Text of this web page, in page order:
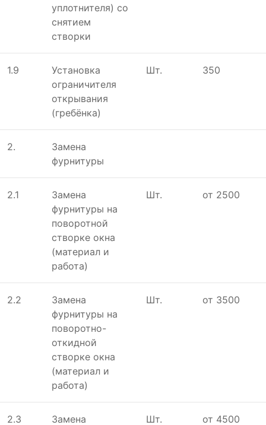
уплотнителя) со
снятием
створки
1.9
Установка
ограничителя
открывания
(гребёнка)
Шт. 350
2.
Замена
фурнитуры
2.1
Замена
фурнитуры на
поворотной
створке окна
(материал и
работа)
Шт. от 2500
2.2
Замена
фурнитуры на
поворотно-
откидной
створке окна
(материал и
работа)
Шт. от 3500
2.3 Замена Шт. от 4500